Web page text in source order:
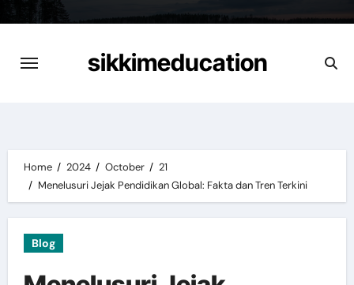
content
sikkimeducation
Home 2024 October
21
Menelusuri Jejak Pendidikan Global: Fakta dan Tren Terkini
Blog